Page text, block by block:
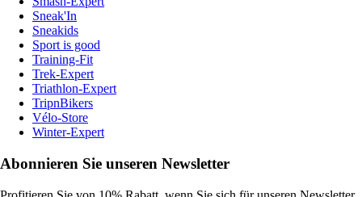
Sneak'In
Sneakids
Sport is good
Training-Fit
Trek-Expert
Triathlon-Expert
TripnBikers
Vélo-Store
Winter-Expert
Abonnieren Sie unseren Newsletter